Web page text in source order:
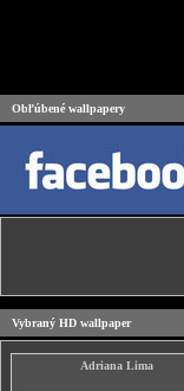
Obľúbené wallpapery
Vybraný HD wallpaper
Adriana Lima